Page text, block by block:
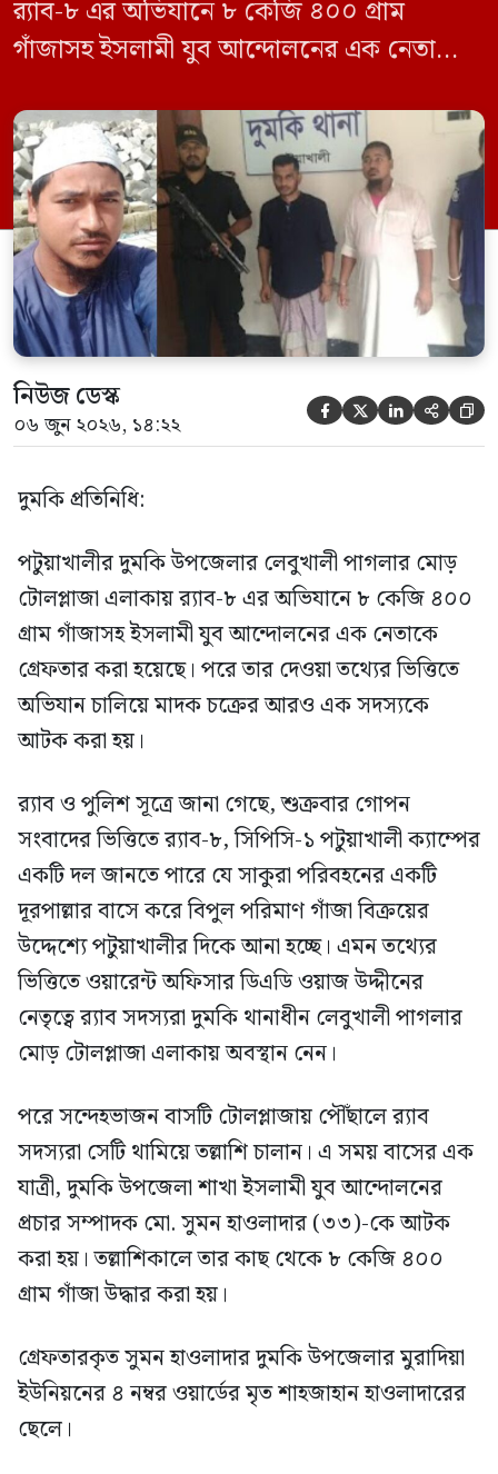
র‍্যাব-৮ এর অভিযানে ৮ কেজি ৪০০ গ্রাম
গাঁজাসহ ইসলামী যুব আন্দোলনের এক নেতাকে
ভিত্তিতে অভিযান চালিয়ে মাদক চক্রের আরও
এক সদস্যকে আটক করা হয়। র‍্যাব ও পুলিশ
সূত্রে জানা গেছে, শুক্রবার গোপন সংবাদের
ভিত্তিতে র‍্যাব-৮, সিপিসি-১ পটুয়াখালী ক্যাম্পের
[…]
নিউজ ডেস্ক
০৬ জুন ২০২৬, ১৪:২২     
দুমকি প্রতিনিধি:
পটুয়াখালীর দুমকি উপজেলার লেবুখালী পাগলার মোড়
টোলপ্লাজা এলাকায় র‍্যাব-৮ এর অভিযানে ৮ কেজি ৪০০
গ্রাম গাঁজাসহ ইসলামী যুব আন্দোলনের এক নেতাকে
গ্রেফতার করা হয়েছে। পরে তার দেওয়া তথ্যের ভিত্তিতে
অভিযান চালিয়ে মাদক চক্রের আরও এক সদস্যকে
আটক করা হয়।
র‍্যাব ও পুলিশ সূত্রে জানা গেছে, শুক্রবার গোপন
সংবাদের ভিত্তিতে র‍্যাব-৮, সিপিসি-১ পটুয়াখালী ক্যাম্পের
একটি দল জানতে পারে যে সাকুরা পরিবহনের একটি
দূরপাল্লার বাসে করে বিপুল পরিমাণ গাঁজা বিক্রয়ের
উদ্দেশ্যে পটুয়াখালীর দিকে আনা হচ্ছে। এমন তথ্যের
ভিত্তিতে ওয়ারেন্ট অফিসার ডিএডি ওয়াজ উদ্দীনের
নেতৃত্বে র‍্যাব সদস্যরা দুমকি থানাধীন লেবুখালী পাগলার
মোড় টোলপ্লাজা এলাকায় অবস্থান নেন।
পরে সন্দেহভাজন বাসটি টোলপ্লাজায় পৌঁছালে র‍্যাব
সদস্যরা সেটি থামিয়ে তল্লাশি চালান। এ সময় বাসের এক
যাত্রী, দুমকি উপজেলা শাখা ইসলামী যুব আন্দোলনের
প্রচার সম্পাদক মো. সুমন হাওলাদার (৩৩)-কে আটক
করা হয়। তল্লাশিকালে তার কাছ থেকে ৮ কেজি ৪০০
গ্রাম গাঁজা উদ্ধার করা হয়।
গ্রেফতারকৃত সুমন হাওলাদার দুমকি উপজেলার মুরাদিয়া
ইউনিয়নের ৪ নম্বর ওয়ার্ডের মৃত শাহজাহান হাওলাদারের
ছেলে।